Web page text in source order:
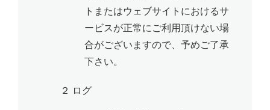
トまたはウェブサイトにおけるサ
ービスが正常にご利用頂けない場
合がございますので、予めご了承
下さい。
２ ログ